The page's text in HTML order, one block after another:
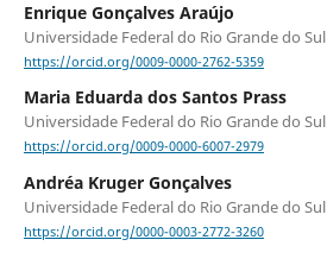
Enrique Gonçalves Araújo
Universidade Federal do Rio Grande do Sul
https://orcid.org/0009-0000-2762-5359
Maria Eduarda dos Santos Prass
Universidade Federal do Rio Grande do Sul
https://orcid.org/0009-0000-6007-2979
Andréa Kruger Gonçalves
Universidade Federal do Rio Grande do Sul
https://orcid.org/0000-0003-2772-3260